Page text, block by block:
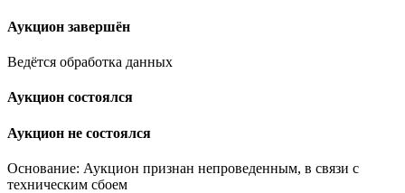
Аукцион завершён
Ведётся обработка данных
Аукцион состоялся
Аукцион не состоялся
Основание: Аукцион признан непроведенным, в связи с
техническим сбоем